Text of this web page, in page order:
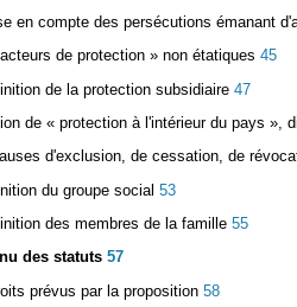
en compte des persécutions émanant
de protection » non étatiques 45
de la protection subsidiaire 47
de « protection à l'intérieur du pays »,
d'exclusion, de cessation, de
du groupe social 53
des membres de la famille 55
des statuts57
prévus par la proposition 58